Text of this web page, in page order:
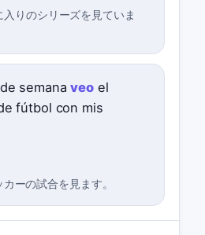
りのシリーズを見ていま
semanaveo el
fútbol con mis
ーの試合を見ます。